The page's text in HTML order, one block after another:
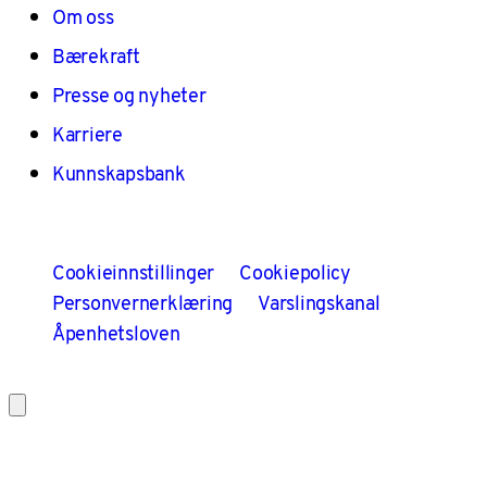
Om oss
Bærekraft
Presse og nyheter
Karriere
Kunnskapsbank
Cookieinnstillinger
Cookiepolicy
Personvernerklæring
Varslingskanal
Åpenhetsloven